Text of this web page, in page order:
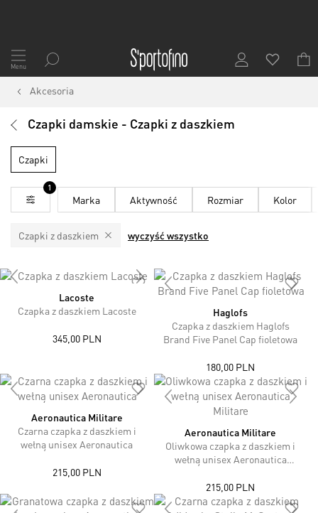
Przejdź
do
treści
Menu
Akcesoria
Czapki damskie - Czapki z daszkiem
Czapki
1
Marka Aktywność Rozmiar Kolor
Czapki z daszkiem wyczyść wszystko
Lacoste
Czapka z daszkiem Lacoste
345,00 PLN
Haglofs
Czapka z daszkiem Haglofs
Brand Five Panel Cap fioletowa
180,00 PLN
Aeronautica Militare
Czarna czapka z daszkiem i
wełną unisex Aeronautica
215,00 PLN
Aeronautica Militare
Oliwkowa czapka z daszkiem i
wełną unisex Aeronautica
215,00 PLN